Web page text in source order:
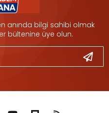
anında bilgi sahibi olmak
bültenine üye olun.